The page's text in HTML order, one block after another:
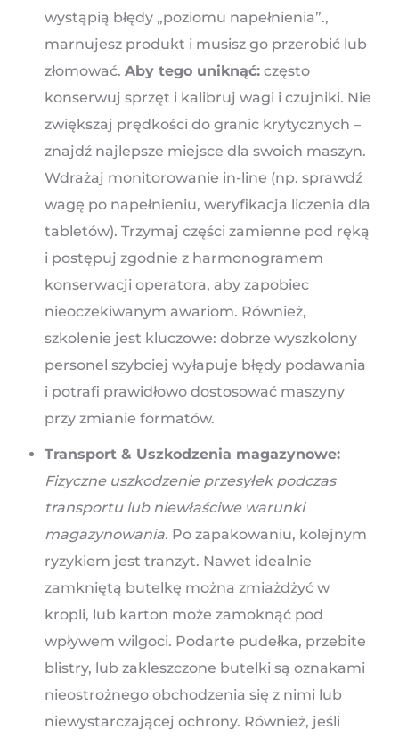
wystąpią błędy „poziomu napełnienia”.,
marnujesz produkt i musisz go przerobić lub
złomować. Aby tego uniknąć: często
konserwuj sprzęt i kalibruj wagi i czujniki. Nie
zwiększaj prędkości do granic krytycznych –
znajdź najlepsze miejsce dla swoich maszyn.
Wdrażaj monitorowanie in-line (np. sprawdź
wagę po napełnieniu, weryfikacja liczenia dla
tabletów). Trzymaj części zamienne pod ręką
i postępuj zgodnie z harmonogramem
konserwacji operatora, aby zapobiec
nieoczekiwanym awariom. Również,
szkolenie jest kluczowe: dobrze wyszkolony
personel szybciej wyłapuje błędy podawania
i potrafi prawidłowo dostosować maszyny
przy zmianie formatów.
Transport & Uszkodzenia magazynowe:
Fizyczne uszkodzenie przesyłek podczas
transportu lub niewłaściwe warunki
magazynowania. Po zapakowaniu, kolejnym
ryzykiem jest tranzyt. Nawet idealnie
zamkniętą butelkę można zmiażdżyć w
kropli, lub karton może zamoknąć pod
wpływem wilgoci. Podarte pudełka, przebite
blistry, lub zakleszczone butelki są oznakami
nieostrożnego obchodzenia się z nimi lub
niewystarczającej ochrony. Również, jeśli